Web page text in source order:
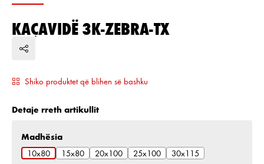
KAÇAVIDË 3K-ZEBRA-TX
Shiko produktet që blihen së bashku
Detaje rreth artikullit
Zgjidh
Madhësia
10x80
15x80 20x100 25x100 30x115